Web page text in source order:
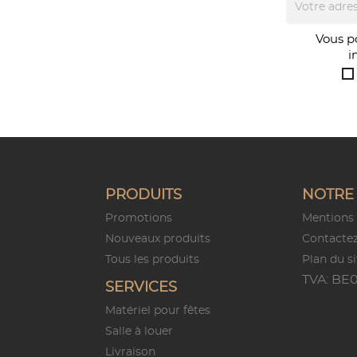
Vous
PRODUITS
Promotions
Nouveaux produits
Tous les produits
SERVICES
Matériel pour fêtes
Salle à louer
Livraison
Mentions
Plan du
TVA: